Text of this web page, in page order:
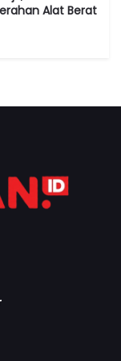
Alat Berat